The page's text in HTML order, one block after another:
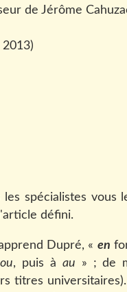
de Jérôme
spécialistes vous
défini.
Dupré, « en
ou, puis à au » ; de
titres